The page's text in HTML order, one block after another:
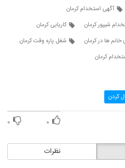
آگهی استخدام کرمان
شیپور کرمان
کاریابی کرمان
خانم ها در کرمان
شغل پاره وقت کرمان
کرمان
کردن
۰ ۰
نظرات